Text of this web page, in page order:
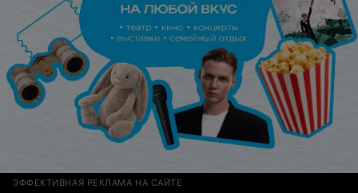
ЭФФЕКТИВНАЯ РЕКЛАМА НА САЙТЕ